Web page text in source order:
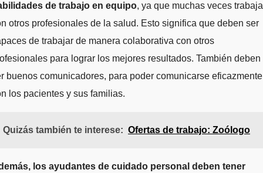
de trabajo en equipo, ya que muchas veces
otros profesionales de la salud. Esto significa que deben ser
de trabajar de manera colaborativa con otros
para lograr los mejores resultados. También deben
buenos comunicadores, para poder comunicarse eficazmente
los pacientes y sus familias.
Quizás también te interese: Ofertas de trabajo: Zoólogo
los ayudantes de cuidado personal deben tener